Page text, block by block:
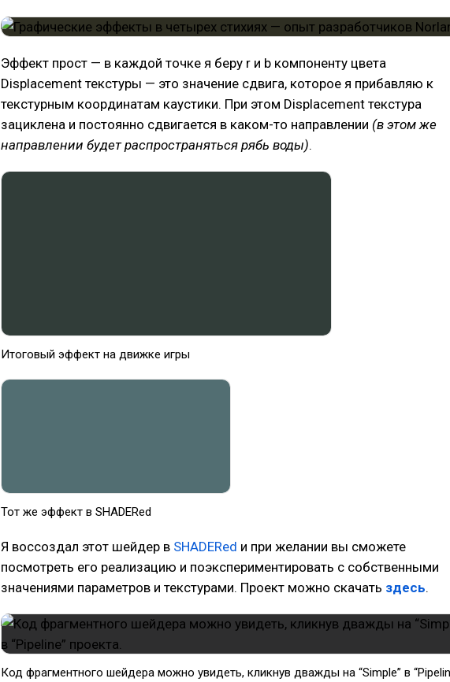
Эффект прост — в каждой точке я беру r и b компоненту цвета
Displacement текстуры — это значение сдвига, которое я прибавляю к
текстурным координатам каустики. При этом Displacement текстура
зациклена и постоянно сдвигается в каком-то направлении (в этом же
направлении будет распространяться рябь воды).
Итоговый эффект на движке игры
Тот же эффект в SHADERed
Я воссоздал этот шейдер в SHADERed и при желании вы сможете
посмотреть его реализацию и поэкспериментировать с собственными
значениями параметров и текстурами. Проект можно скачать здесь.
Код фрагментного шейдера можно увидеть, кликнув дважды на “Simple” в